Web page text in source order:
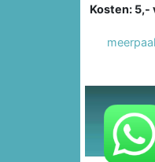
Kosten: 5,-
meerpaal